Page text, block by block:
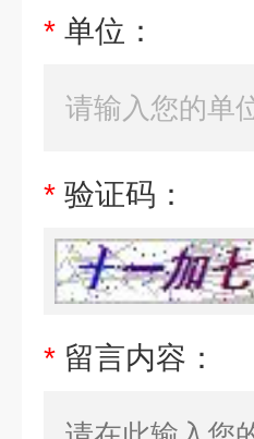
* 单位：
* 验证码：
* 留言内容：